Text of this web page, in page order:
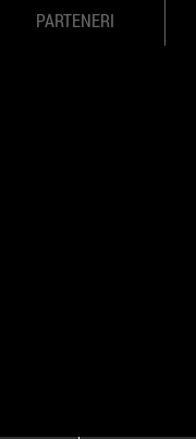
PARTENERI